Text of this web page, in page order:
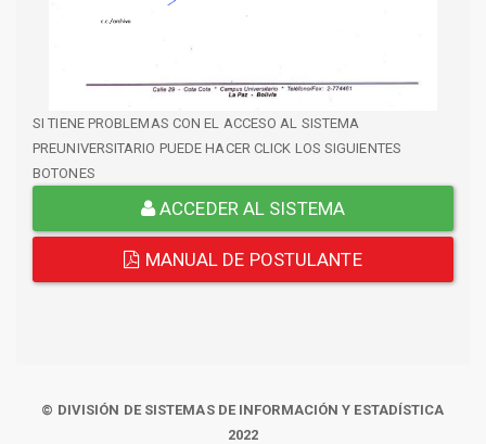
SI TIENE PROBLEMAS CON EL ACCESO AL SISTEMA
PREUNIVERSITARIO PUEDE HACER CLICK LOS SIGUIENTES
BOTONES
ACCEDER AL SISTEMA
MANUAL DE POSTULANTE
© DIVISIÓN DE SISTEMAS DE INFORMACIÓN Y ESTADÍSTICA
2022